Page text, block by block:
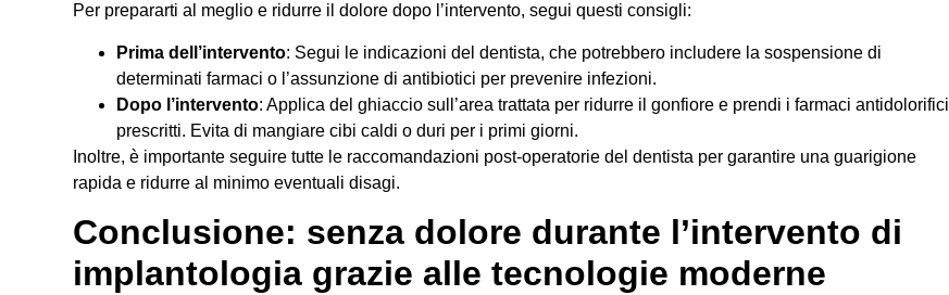
Per prepararti al meglio e ridurre il dolore dopo l’intervento, segui questi consigli:
Prima dell’intervento: Segui le indicazioni del dentista, che potrebbero includere la sospensione di
determinati farmaci o l’assunzione di antibiotici per prevenire infezioni.
Dopo l’intervento: Applica del ghiaccio sull’area trattata per ridurre il gonfiore e prendi i farmaci antidolorifici
prescritti. Evita di mangiare cibi caldi o duri per i primi giorni.
Inoltre, è importante seguire tutte le raccomandazioni post-operatorie del dentista per garantire una guarigione
rapida e ridurre al minimo eventuali disagi.
Conclusione: senza dolore durante l’intervento di
implantologia grazie alle tecnologie moderne